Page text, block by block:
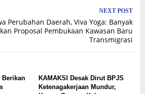
NEXT POST
Perubahan Daerah, Viva Yoga: Banyak
Proposal Pembukaan Kawasan Baru
Transmigrasi
Berikan
KAMAKSI Desak Dirut BPJS
Ketenagakerjaan Mundur,